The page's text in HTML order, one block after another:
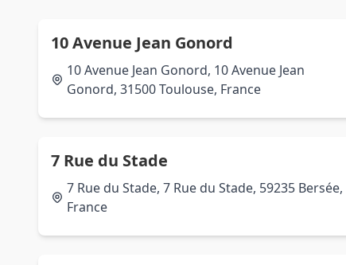
10 Avenue Jean Gonord
10 Avenue Jean Gonord, 10 Avenue Jean
Gonord, 31500 Toulouse, France
7 Rue du Stade
7 Rue du Stade, 7 Rue du Stade, 59235 Bersée,
France